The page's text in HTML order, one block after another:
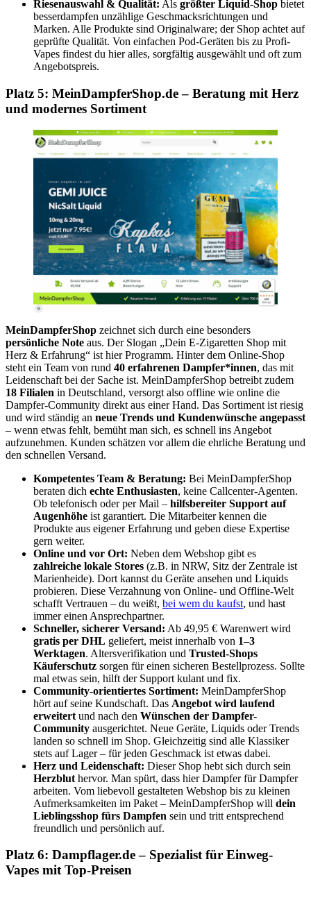
Riesenauswahl & Qualität: Als größter Liquid-Shop bietet
besserdampfen unzählige Geschmacksrichtungen und
Marken. Alle Produkte sind Originalware; der Shop achtet auf
geprüfte Qualität. Von einfachen Pod-Geräten bis zu Profi-
Vapes findest du hier alles, sorgfältig ausgewählt und oft zum
Angebotspreis.
Platz 5: MeinDampferShop.de – Beratung mit Herz
und modernes Sortiment
MeinDampferShop zeichnet sich durch eine besonders
persönliche Note aus. Der Slogan „Dein E-Zigaretten Shop mit
Herz & Erfahrung“ ist hier Programm. Hinter dem Online-Shop
steht ein Team von rund 40 erfahrenen Dampfer*innen, das mit
Leidenschaft bei der Sache ist. MeinDampferShop betreibt zudem
18 Filialen in Deutschland, versorgt also offline wie online die
Dampfer-Community direkt aus einer Hand. Das Sortiment ist riesig
und wird ständig an neue Trends und Kundenwünsche angepasst
– wenn etwas fehlt, bemüht man sich, es schnell ins Angebot
aufzunehmen. Kunden schätzen vor allem die ehrliche Beratung und
den schnellen Versand.
Kompetentes Team & Beratung: Bei MeinDampferShop
beraten dich echte Enthusiasten, keine Callcenter-Agenten.
Ob telefonisch oder per Mail – hilfsbereiter Support auf
Augenhöhe ist garantiert. Die Mitarbeiter kennen die
Produkte aus eigener Erfahrung und geben diese Expertise
gern weiter.
Online und vor Ort: Neben dem Webshop gibt es
zahlreiche lokale Stores (z.B. in NRW, Sitz der Zentrale ist
Marienheide). Dort kannst du Geräte ansehen und Liquids
probieren. Diese Verzahnung von Online- und Offline-Welt
schafft Vertrauen – du weißt, bei wem du kaufst, und hast
immer einen Ansprechpartner.
Schneller, sicherer Versand: Ab 49,95 € Warenwert wird
gratis per DHL geliefert, meist innerhalb von 1–3
Werktagen. Altersverifikation und Trusted-Shops
Käuferschutz sorgen für einen sicheren Bestellprozess. Sollte
mal etwas sein, hilft der Support kulant und fix.
Community-orientiertes Sortiment: MeinDampferShop
hört auf seine Kundschaft. Das Angebot wird laufend
erweitert und nach den Wünschen der Dampfer-
Community ausgerichtet. Neue Geräte, Liquids oder Trends
landen so schnell im Shop. Gleichzeitig sind alle Klassiker
stets auf Lager – für jeden Geschmack ist etwas dabei.
Herz und Leidenschaft: Dieser Shop hebt sich durch sein
Herzblut hervor. Man spürt, dass hier Dampfer für Dampfer
arbeiten. Vom liebevoll gestalteten Webshop bis zu kleinen
Aufmerksamkeiten im Paket – MeinDampferShop will dein
Lieblingsshop fürs Dampfen sein und tritt entsprechend
freundlich und persönlich auf.
Platz 6: Dampflager.de – Spezialist für Einweg-
Vapes mit Top-Preisen